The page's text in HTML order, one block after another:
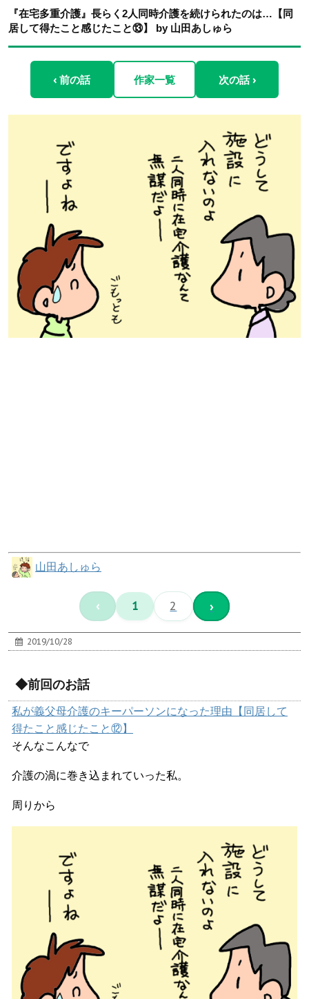
『在宅多重介護』長らく2人同時介護を続けられたのは…【同
居して得たこと感じたこと⑬】 by 山田あしゅら
‹ 前の話 作家一覧 次の話 ›
山田あしゅら
‹ 1 2 ›
2019/10/28
◆前回のお話
私が義父母介護のキーパーソンになった理由【同居して
得たこと感じたこと⑫】
そんなこんなで
介護の渦に巻き込まれていった私。
周りから